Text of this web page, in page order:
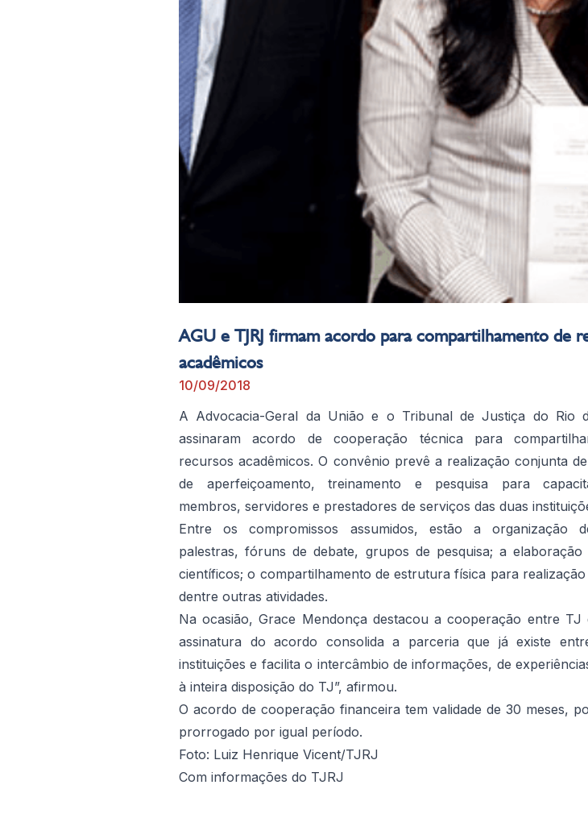
AGU e TJRJ firmam acordo para compartilhamento de
acadêmicos
10/09/2018
A Advocacia-Geral da União e o Tribunal de Justiça do Rio
assinaram acordo de cooperação técnica para
recursos acadêmicos. O convênio prevê a realização conjunta
de aperfeiçoamento, treinamento e pesquisa para
membros, servidores e prestadores de serviços das duas
Entre os compromissos assumidos, estão a organização
palestras, fóruns de debate, grupos de pesquisa; a elaboração
científicos; o compartilhamento de estrutura física para realização
dentre outras atividades.
Na ocasião, Grace Mendonça destacou a cooperação entre TJ
assinatura do acordo consolida a parceria que já existe
instituições e facilita o intercâmbio de informações, de
à inteira disposição do TJ”, afirmou.
O acordo de cooperação financeira tem validade de 30 meses,
prorrogado por igual período.
Foto: Luiz Henrique Vicent/TJRJ
Com informações do TJRJ